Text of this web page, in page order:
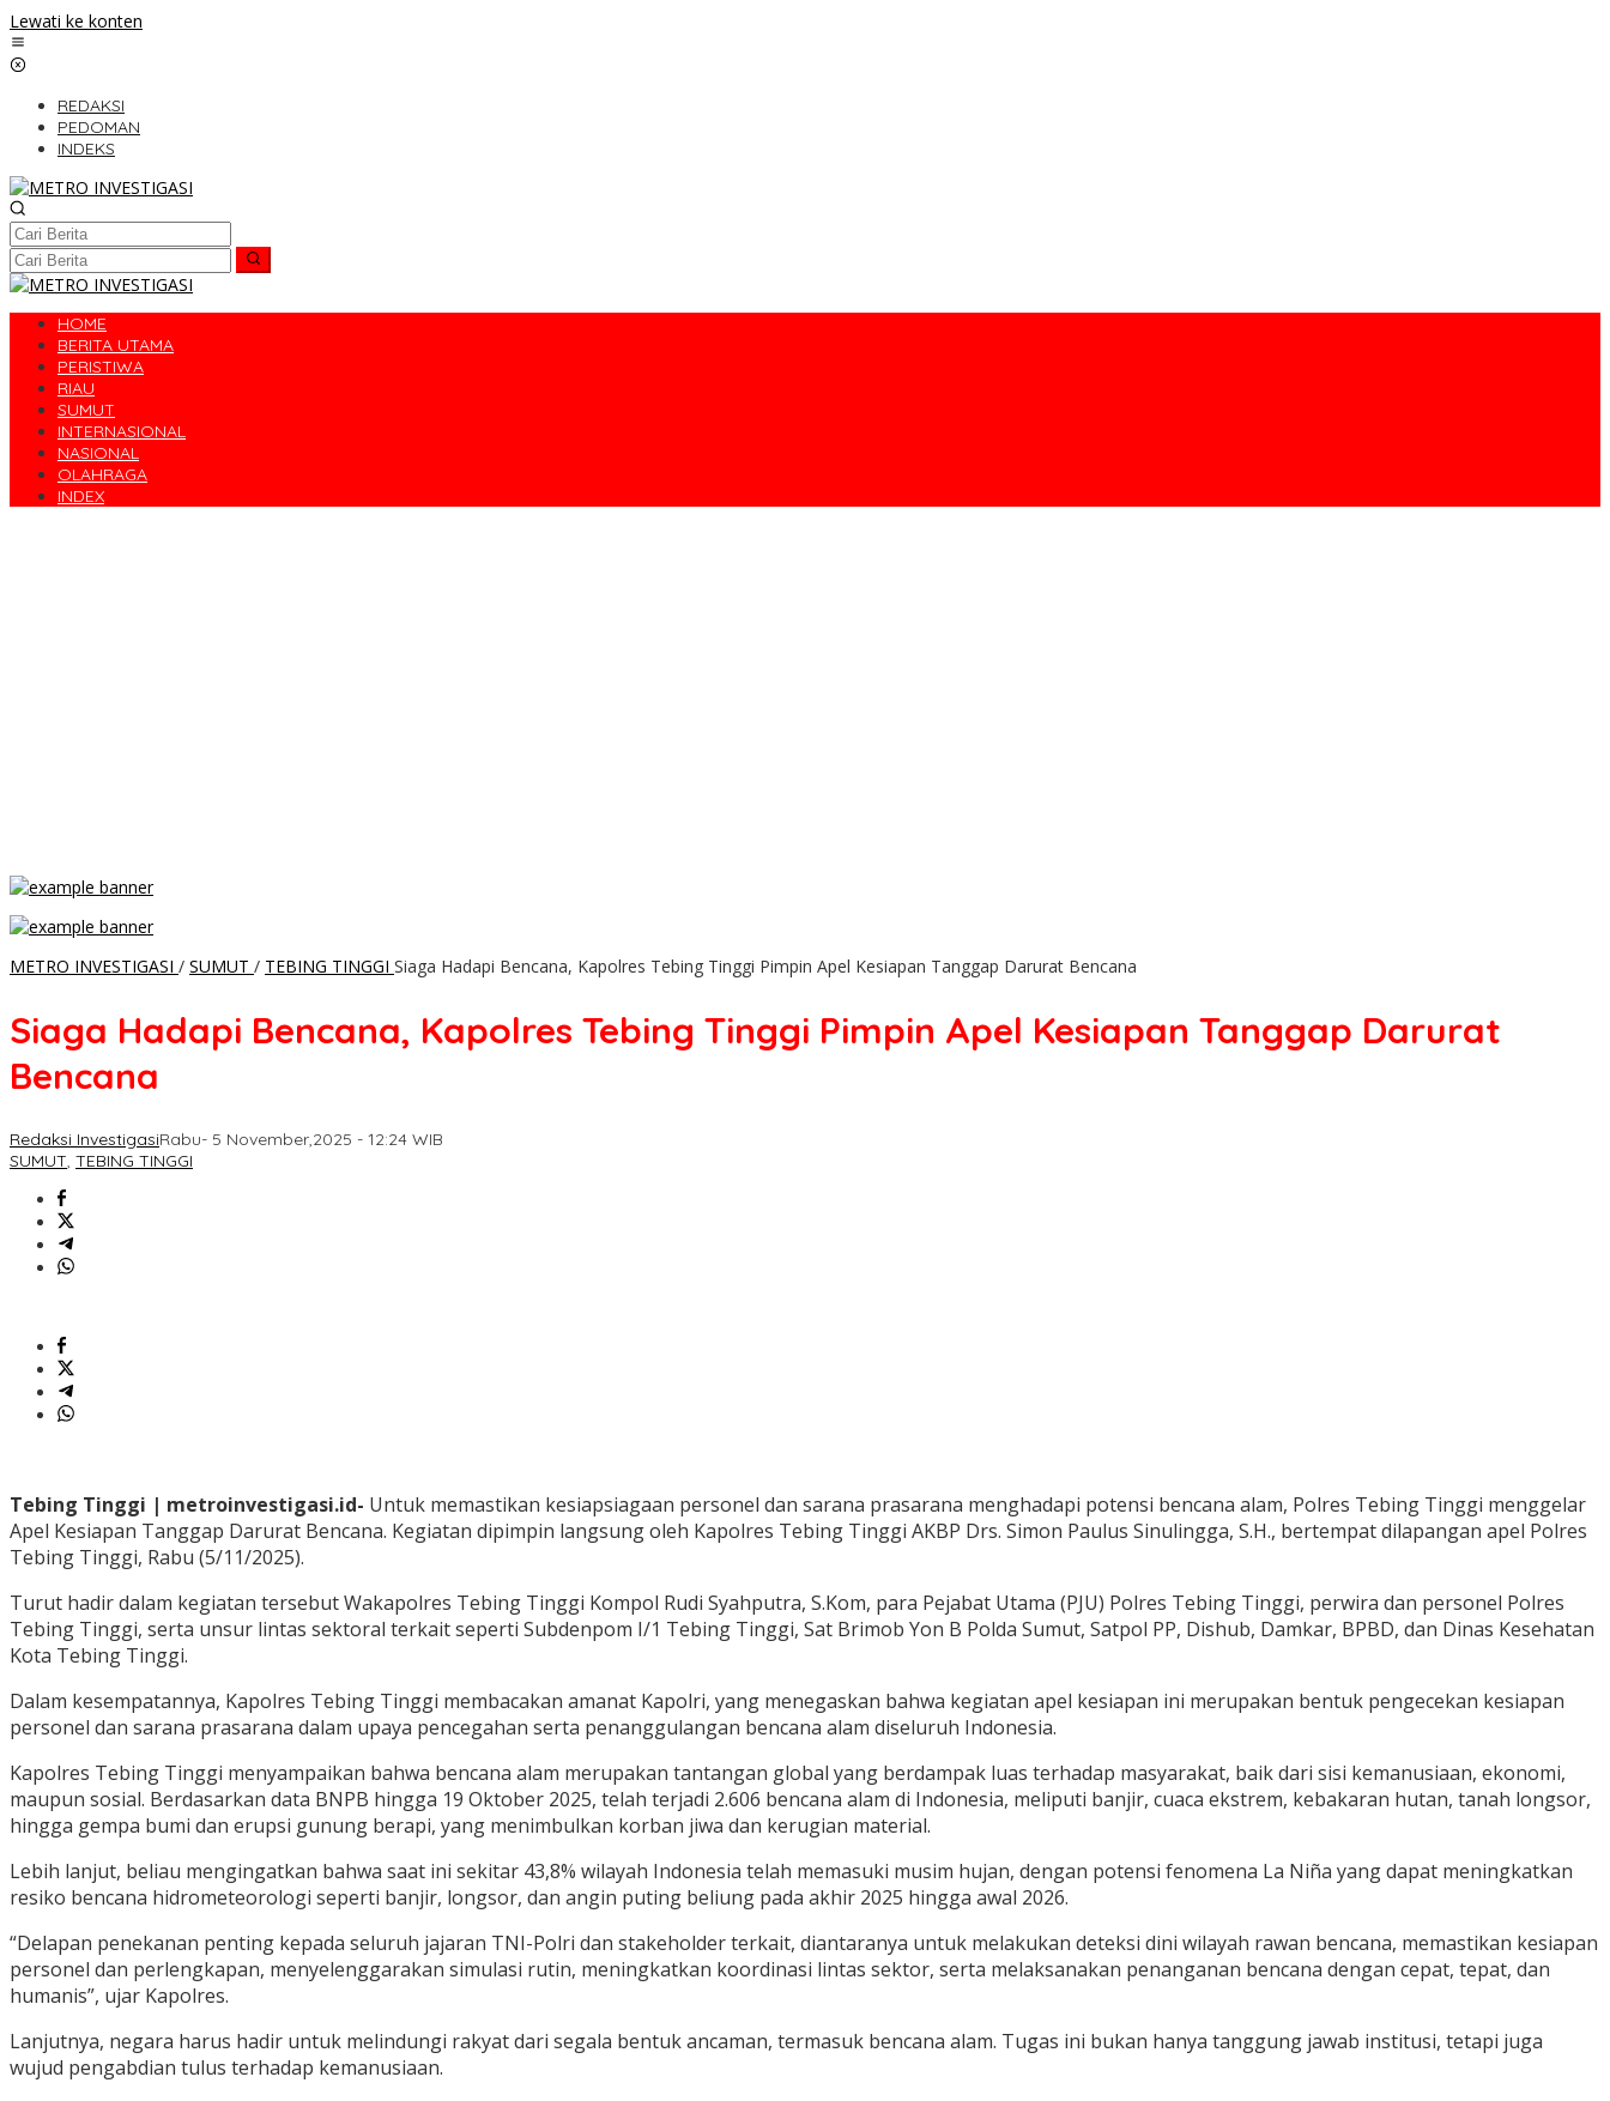
Lewati ke konten
REDAKSI
PEDOMAN
INDEKS
HOME
BERITA UTAMA
PERISTIWA
RIAU
SUMUT
INTERNASIONAL
NASIONAL
OLAHRAGA
INDEX
METRO INVESTIGASI / SUMUT / TEBING TINGGI Siaga Hadapi Bencana, Kapolres Tebing Tinggi Pimpin Apel Kesiapan Tanggap Darurat Bencana
Siaga Hadapi Bencana, Kapolres Tebing Tinggi Pimpin Apel Kesiapan Tanggap Darurat
Bencana
Redaksi InvestigasiRabu- 5 November,2025 - 12:24 WIB
SUMUT, TEBING TINGGI
Tebing Tinggi | metroinvestigasi.id- Untuk memastikan kesiapsiagaan personel dan sarana prasarana menghadapi potensi bencana alam, Polres Tebing Tinggi menggelar
Apel Kesiapan Tanggap Darurat Bencana. Kegiatan dipimpin langsung oleh Kapolres Tebing Tinggi AKBP Drs. Simon Paulus Sinulingga, S.H., bertempat dilapangan apel Polres
Tebing Tinggi, Rabu (5/11/2025).
Turut hadir dalam kegiatan tersebut Wakapolres Tebing Tinggi Kompol Rudi Syahputra, S.Kom, para Pejabat Utama (PJU) Polres Tebing Tinggi, perwira dan personel Polres
Tebing Tinggi, serta unsur lintas sektoral terkait seperti Subdenpom I/1 Tebing Tinggi, Sat Brimob Yon B Polda Sumut, Satpol PP, Dishub, Damkar, BPBD, dan Dinas Kesehatan
Kota Tebing Tinggi.
Dalam kesempatannya, Kapolres Tebing Tinggi membacakan amanat Kapolri, yang menegaskan bahwa kegiatan apel kesiapan ini merupakan bentuk pengecekan kesiapan
personel dan sarana prasarana dalam upaya pencegahan serta penanggulangan bencana alam diseluruh Indonesia.
Kapolres Tebing Tinggi menyampaikan bahwa bencana alam merupakan tantangan global yang berdampak luas terhadap masyarakat, baik dari sisi kemanusiaan, ekonomi,
maupun sosial. Berdasarkan data BNPB hingga 19 Oktober 2025, telah terjadi 2.606 bencana alam di Indonesia, meliputi banjir, cuaca ekstrem, kebakaran hutan, tanah longsor,
hingga gempa bumi dan erupsi gunung berapi, yang menimbulkan korban jiwa dan kerugian material.
Lebih lanjut, beliau mengingatkan bahwa saat ini sekitar 43,8% wilayah Indonesia telah memasuki musim hujan, dengan potensi fenomena La Niña yang dapat meningkatkan
resiko bencana hidrometeorologi seperti banjir, longsor, dan angin puting beliung pada akhir 2025 hingga awal 2026.
“Delapan penekanan penting kepada seluruh jajaran TNI-Polri dan stakeholder terkait, diantaranya untuk melakukan deteksi dini wilayah rawan bencana, memastikan kesiapan
personel dan perlengkapan, menyelenggarakan simulasi rutin, meningkatkan koordinasi lintas sektor, serta melaksanakan penanganan bencana dengan cepat, tepat, dan
humanis”, ujar Kapolres.
Lanjutnya, negara harus hadir untuk melindungi rakyat dari segala bentuk ancaman, termasuk bencana alam. Tugas ini bukan hanya tanggung jawab institusi, tetapi juga
wujud pengabdian tulus terhadap kemanusiaan.